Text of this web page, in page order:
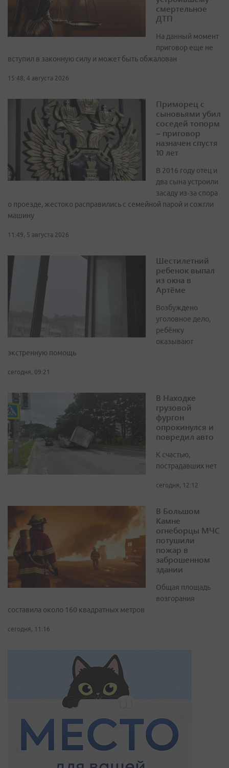
смертельное
ДТП
На данный момент
приговор еще не
вступил в законную силу и может быть обжалован
15:48, 4 августа 2026
Приморец с
сыновьями убил
соседей топорм
– приговор
назначен спустя
10 лет
В 2016 году отец и
два сына устроили
засаду из‑за спора
о проезде, жестоко расправились с семейной парой и сожгли
машину
11:49, 5 августа 2026
Шестилетний
ребенок выпал
из окна в
Артёме
Возбуждено
уголовное дело,
ребёнку
оказывают
экстренную помощь
сегодня, 09:21
В Находке
грузовой
фургон
опрокинулся и
повредил авто
К счастью,
пострадавших нет
сегодня, 12:12
В Большом
Камне
огнеборцы МЧС
потушили
пожар в
заброшенном
здании
Общая площадь
возгорания
составила около 160 квадратных метров
сегодня, 11:16